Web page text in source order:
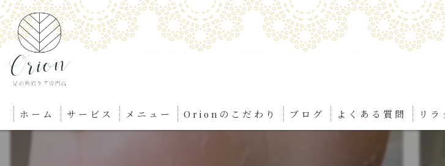
ホーム サービス メニュー Orionのこだわり ブログ よくある質問 リラ